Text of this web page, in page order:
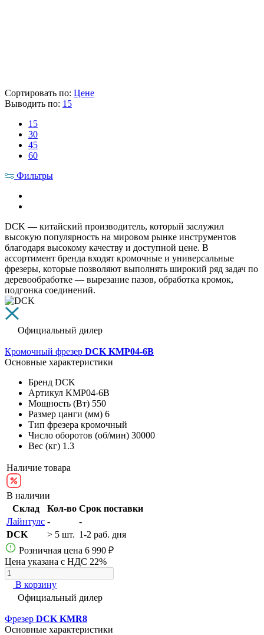
Сортировать по: Цене
Выводить по: 15
15
30
45
60
Фильтры
DCK — китайский производитель, который заслужил
высокую популярность на мировом рынке инструментов
благодаря высокому качеству и доступной цене. В
ассортимент бренда входят кромочные и универсальные
фрезеры, которые позволяют выполнять широкий ряд задач по
деревообработке — вырезание пазов, обработка кромок,
подгонка соединений.
Официальный дилер
Кромочный фрезер DCK KMP04-6B
Основные характеристики
Бренд DCK
Артикул KMP04-6B
Мощность (Вт) 550
Размер цанги (мм) 6
Тип фрезера кромочный
Число оборотов (об/мин) 30000
Вес (кг) 1.3
Наличие товара
В наличии
Склад
Кол-во Срок поставки
Лайнтулс -
-
DCK
> 5 шт. 1-2 раб. дня
Розничная цена 6 990 ₽
Цена указана с НДС 22%
В корзину
Официальный дилер
Фрезер DCK KMR8
Основные характеристики